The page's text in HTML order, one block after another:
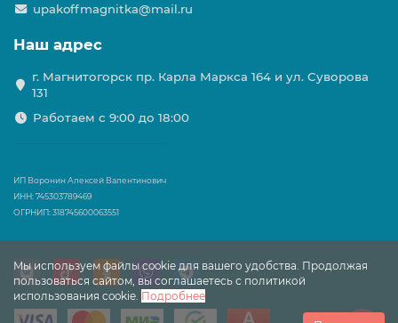
Мы используем файлы cookie для вашего удобства. Продолжая
пользоваться сайтом, вы соглашаетесь с политикой
использования cookie. Подробнее
upakoffmagnitka@mail.ru
Наш адрес
г. Магнитогорск пр. Карла Маркса 164 и ул. Суворова
131
Работаем с 9:00 до 18:00
ИП Воронин Алексей Валентинович
ИНН: 745303789469
ОГРНИП: 318745600063551